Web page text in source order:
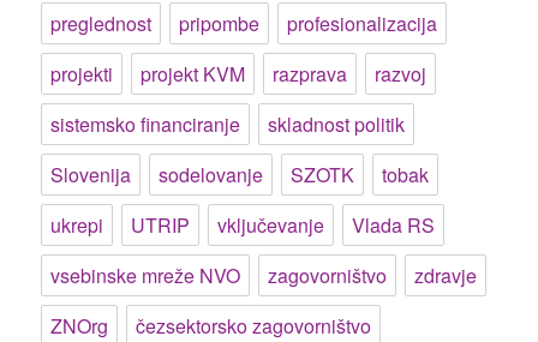
preglednost
pripombe
profesionalizacija
projekti
projekt KVM razprava
razvoj
sistemsko financiranje
skladnost politik
Slovenija
sodelovanje SZOTK
tobak
ukrepi
UTRIP vključevanje
Vlada RS
vsebinske mreže NVO
zagovorništvo
zdravje
ZNOrg
čezsektorsko zagovorništvo